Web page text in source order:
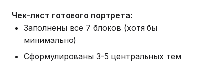
Чек-лист готового портрета:
Заполнены все 7 блоков (хотя бы
минимально)
Сформулированы 3-5 центральных тем